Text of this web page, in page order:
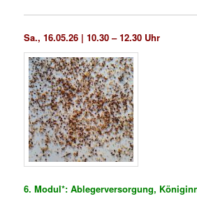
Sa., 16.05.26 | 10.30 – 12.30 Uhr
6. Modul*: Ablegerversorgung,